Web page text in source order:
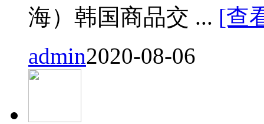
海）韩国商品交 ... [查
admin2020-08-06